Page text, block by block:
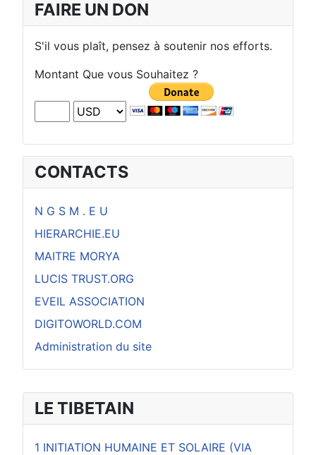
LE TIBETAIN
1 INITIATION HUMAINE ET SOLAIRE (VIA
FAIRE UN DON
S'il vous plaît, pensez à soutenir nos efforts.
Montant Que vous Souhaitez ?
CONTACTS
N G S M . E U
HIERARCHIE.EU
MAITRE MORYA
LUCIS TRUST.ORG
EVEIL ASSOCIATION
DIGITOWORLD.COM
Administration du site